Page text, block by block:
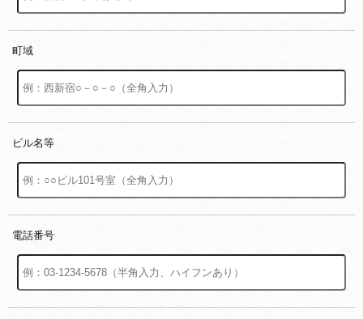
町域
ビル名等
電話番号